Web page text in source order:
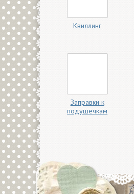
Квиллинг
Заправки к
подушечкам